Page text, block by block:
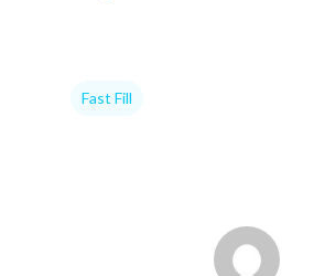
Fast Fill